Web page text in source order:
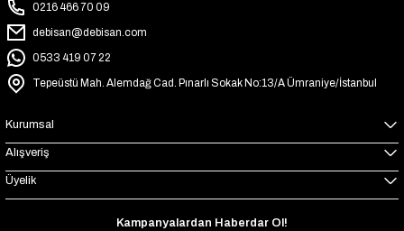
0216 466 70 09
debisan@debisan.com
0533 419 07 22
Tepeüstü Mah. Alemdağ Cad. Pınarlı Sokak No:13/A Ümraniye/İstanbul
Kurumsal
Alışveriş
Üyelik
Kampanyalardan Haberdar Ol!